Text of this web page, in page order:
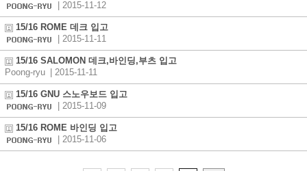
| 2015-11-12
15/16 ROME 데크 입고
| 2015-11-11
15/16 SALOMON 데크,바인딩,부츠 입고
Poong-ryu
| 2015-11-11
15/16 GNU 스노우보드 입고
| 2015-11-09
15/16 ROME 바인딩 입고
| 2015-11-06